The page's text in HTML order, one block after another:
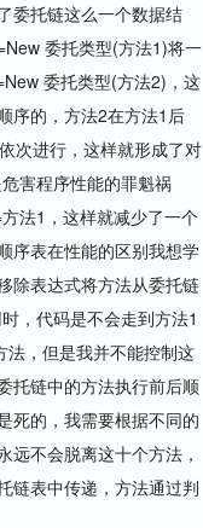
委托链这么一个数据结
委托类型(方法1)将一
委托类型(方法2)，这
序的，方法2在方法1后
次进行，这样就形成了对
害程序性能的罪魁祸
法1，这样就减少了一个
序表在性能的区别我想学
除表达式将方法从委托链
，代码是不会走到方法1
法，但是我并不能控制这
托链中的方法执行前后顺
死的，我需要根据不同的
不会脱离这十个方法，
链表中传递，方法通过判